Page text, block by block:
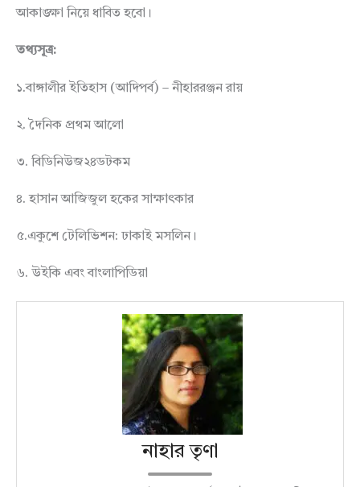
আকাঙ্ক্ষা নিয়ে ধাবিত হবো।
তথ্যসূত্র:
১.বাঙ্গালীর ইতিহাস (আদিপর্ব) – নীহাররঞ্জন রায়
২. দৈনিক প্রথম আলো
৩. বিডিনিউজ২৪ডটকম
৪. হাসান আজিজুল হকের সাক্ষাৎকার
৫.একুশে টেলিভিশন: ঢাকাই মসলিন।
৬. উইকি এবং বাংলাপিডিয়া
নাহার তৃণা